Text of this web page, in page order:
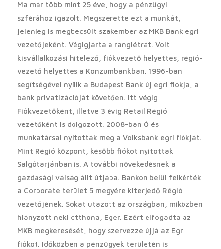
Ma már több mint 25 éve, hogy a pénzügyi
szférához igazolt. Megszerette ezt a munkát,
jelenleg is megbecsült szakember az MKB Bank egri
vezetőjeként. Végigjárta a ranglétrát. Volt
kisvállalkozási hitelező, fiókvezető helyettes, régió-
vezető helyettes a Konzumbankban. 1996-ban
segítségével nyílik a Budapest Bank új egri fiókja, a
bank privatizációját követően. Itt végig
Fiókvezetőként, illetve 3 évig Retail Régió
vezetőként is dolgozott. 2008-ban Ő és
munkatársai nyitották meg a Volksbank egri fiókját.
Mint Régió központ, később fiókot nyitottak
Salgótarjánban is. A további növekedésnek a
gazdasági válság állt útjába. Bankon belül felkérték
a Corporate terület 5 megyére kiterjedő Régió
vezetőjének. Sokat utazott az országban, miközben
hiányzott neki otthona, Eger. Ezért elfogadta az
MKB megkeresését, hogy szervezze újjá az Egri
fiókot. Időközben a pénzügyek területén is